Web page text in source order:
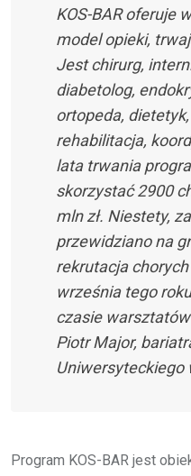
KOS-BAR oferuje
model opieki,
Jest chirurg,
diabetolog,
ortopeda,
rehabilitacja,
lata trwania
skorzystać 2900
mln zł. Niestety,
przewidziano na
rekrutacja
września tego
czasie
Piotr Major,
Uniwersyteckiego
Program KOS-BAR jest